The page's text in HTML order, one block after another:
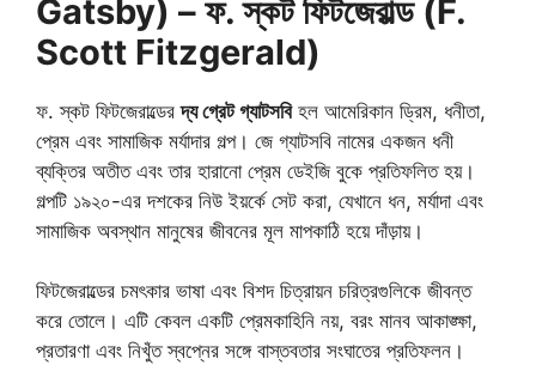
Gatsby) – ফ. স্কট ফিটজেরাল্ড (F.
Scott Fitzgerald)
ফ. স্কট ফিটজেরাল্ডেরদ্য গ্রেট গ্যাটসবিহল আমেরিকান ড্রিম, ধনীতা,
প্রেম এবং সামাজিক মর্যাদার গল্প। জে গ্যাটসবি নামের একজন ধনী
ব্যক্তির অতীত এবং তার হারানো প্রেম ডেইজি বুকে প্রতিফলিত হয়।
গল্পটি ১৯২০-এর দশকের নিউ ইয়র্কে সেট করা, যেখানে ধন, মর্যাদা এবং
সামাজিক অবস্থান মানুষের জীবনের মূল মাপকাঠি হয়ে দাঁড়ায়।
ফিটজেরাল্ডের চমৎকার ভাষা এবং বিশদ চিত্রায়ন চরিত্রগুলিকে জীবন্ত
করে তোলে। এটি কেবল একটি প্রেমকাহিনি নয়, বরং মানব আকাঙ্ক্ষা,
প্রতারণা এবং নিখুঁত স্বপ্নের সঙ্গে বাস্তবতার সংঘাতের প্রতিফলন।